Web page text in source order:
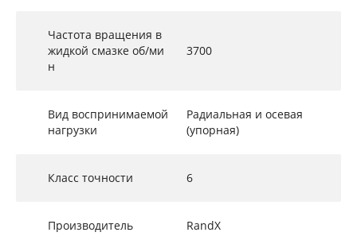
Частота вращения в
жидкой смазке об/ми
н
3700
Вид воспринимаемой
нагрузки
Радиальная и осевая
(упорная)
Класс точности 6
Производитель RandX